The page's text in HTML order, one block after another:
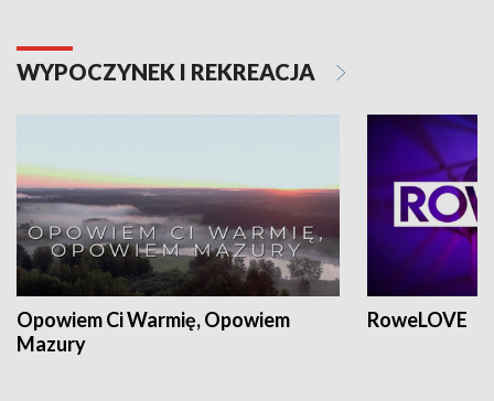
WYPOCZYNEK I REKREACJA
Opowiem Ci Warmię, Opowiem
Mazury
RoweLOVE